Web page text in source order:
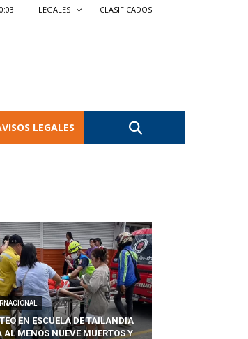
LEGALES CLASIFICADOS
LEGALES
EN ESCUELA DE TAILANDIA
AL MENOS NUEVE MUERTOS Y